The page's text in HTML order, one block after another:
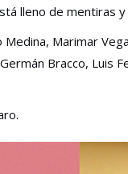
lleno de mentiras y
Medina, Marimar
Bracco, Luis